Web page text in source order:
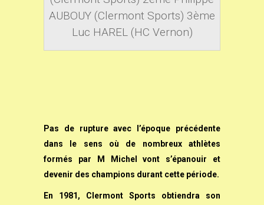
AUBOUY (Clermont Sports) 3ème
Luc HAREL (HC Vernon)
Pas de rupture avec l’époque précédente
dans le sens où de nombreux athlètes
formés par M Michel vont s’épanouir et
devenir des champions durant cette période.
En 1981, Clermont Sports obtiendra son